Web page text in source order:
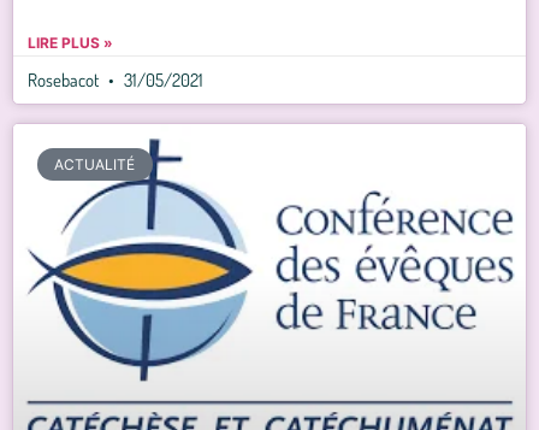
LIRE PLUS »
Rosebacot 31/05/2021
ACTUALITÉ